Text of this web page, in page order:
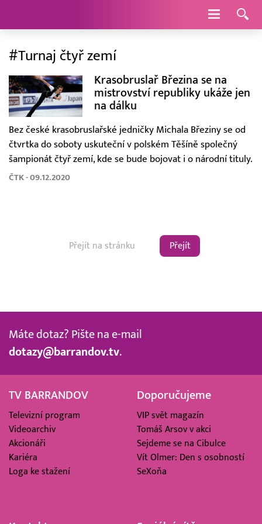
Navigace
#Turnaj čtyř zemí
Krasobruslař Březina se na
mistrovství republiky ukáže jen
na dálku
Bez české krasobruslařské jedničky Michala Březiny se od
čtvrtka do soboty uskuteční v polském Těšíně společný
šampionát čtyř zemí, kde se bude bojovat i o národní tituly.
ČTK - 09.12.2020
Přejít
Máte dotaz? Pište na e-mail
dotazy@barrandov.tv.
TV BARRANDOV
Televizní program
Videoarchiv
Akcionáři
Kariéra
Loga ke stažení
Doporučujeme
VIP svět magazín
Tomáš Arsov v akci
Sejdeme se na Cibulce
Vít Olmer: Den s osobností
SeXoňa